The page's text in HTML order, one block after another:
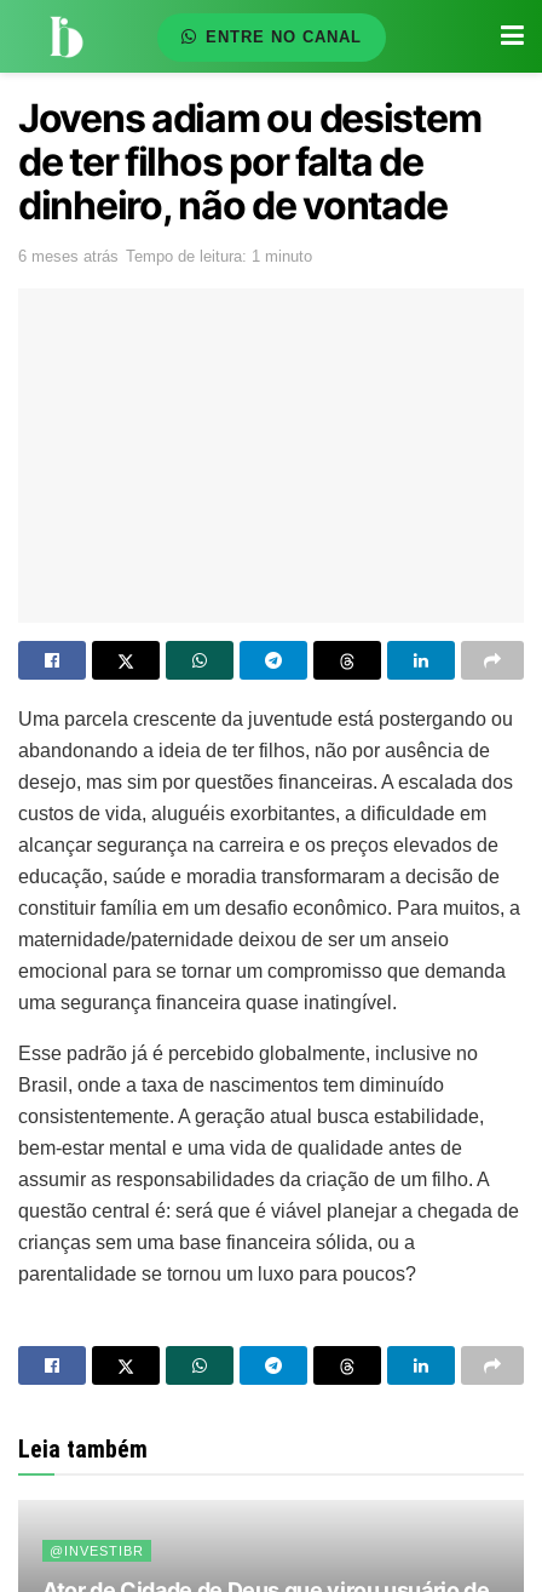
ENTRE NO CANAL
Jovens adiam ou desistem
de ter filhos por falta de
dinheiro, não de vontade
6 meses atrás Tempo de leitura: 1 minuto
Uma parcela crescente da juventude está postergando ou
abandonando a ideia de ter filhos, não por ausência de
desejo, mas sim por questões financeiras. A escalada dos
custos de vida, aluguéis exorbitantes, a dificuldade em
alcançar segurança na carreira e os preços elevados de
educação, saúde e moradia transformaram a decisão de
constituir família em um desafio econômico. Para muitos, a
maternidade/paternidade deixou de ser um anseio
emocional para se tornar um compromisso que demanda
uma segurança financeira quase inatingível.
Esse padrão já é percebido globalmente, inclusive no
Brasil, onde a taxa de nascimentos tem diminuído
consistentemente. A geração atual busca estabilidade,
bem-estar mental e uma vida de qualidade antes de
assumir as responsabilidades da criação de um filho. A
questão central é: será que é viável planejar a chegada de
crianças sem uma base financeira sólida, ou a
parentalidade se tornou um luxo para poucos?
Leia também
@INVESTIBR